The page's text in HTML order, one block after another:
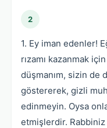
2
1. Ey iman edenler!
rızamı kazanmak
düşmanım, sizin de
göstererek, gizli
edinmeyin. Oysa
etmişlerdir. Rabbiniz